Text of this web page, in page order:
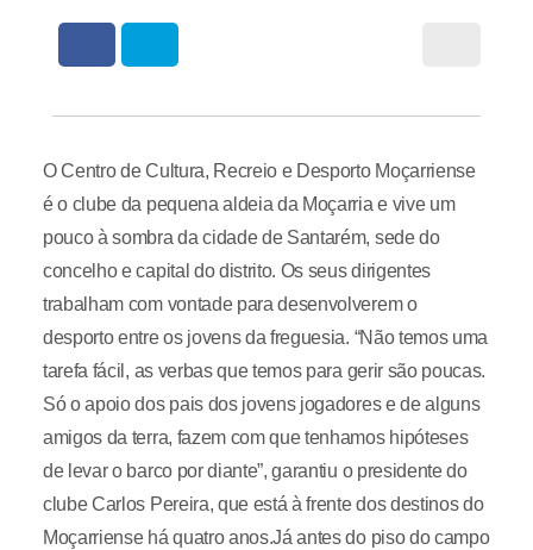
O Centro de Cultura, Recreio e Desporto Moçarriense
é o clube da pequena aldeia da Moçarria e vive um
pouco à sombra da cidade de Santarém, sede do
concelho e capital do distrito. Os seus dirigentes
trabalham com vontade para desenvolverem o
desporto entre os jovens da freguesia. “Não temos uma
tarefa fácil, as verbas que temos para gerir são poucas.
Só o apoio dos pais dos jovens jogadores e de alguns
amigos da terra, fazem com que tenhamos hipóteses
de levar o barco por diante”, garantiu o presidente do
clube Carlos Pereira, que está à frente dos destinos do
Moçarriense há quatro anos.Já antes do piso do campo